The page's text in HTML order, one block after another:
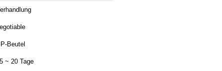
Beutel
~ 20 Tage